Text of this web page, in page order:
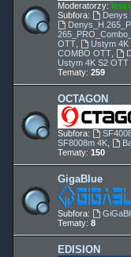
Moderatorzy:
Subfora:
Denys
OTT
Ustym 4K
COMBO OTT
Ustym 4K S2 OTT
Tematy: 259
OCTAGON
Subfora:
SF8008m 4K
Tematy: 150
GigaBlue
Subfora:
Tematy: 8
EDISION